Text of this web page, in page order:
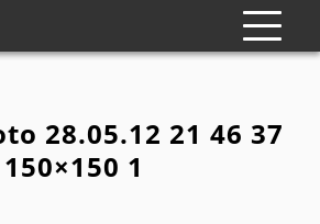
28.05.12 21 46 37
150×150 1